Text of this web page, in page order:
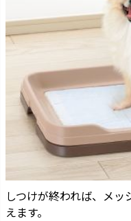
しつけが終われば、メ
えます。